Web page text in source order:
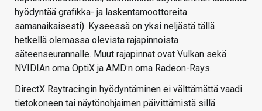
hyödyntää grafikka- ja laskentamoottoreita
samanaikaisesti). Kyseessä on yksi neljästä tällä
hetkellä olemassa olevista rajapinnoista
säteenseurannalle. Muut rajapinnat ovat Vulkan sekä
NVIDIAn oma OptiX ja AMD:n oma Radeon-Rays.
DirectX Raytracingin hyödyntäminen ei välttämättä vaadi
tietokoneen tai näytönohjaimen päivittämistä sillä